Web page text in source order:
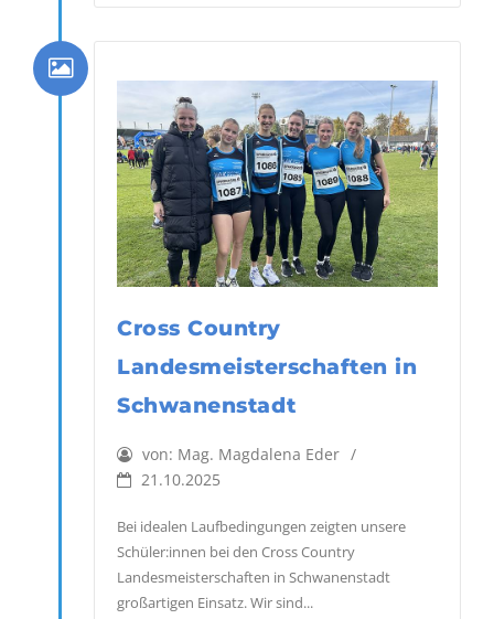
Cross Country
Landesmeisterschaften in
Schwanenstadt
von: Mag. Magdalena Eder
21.10.2025
Bei idealen Laufbedingungen zeigten unsere
Schüler:innen bei den Cross Country
Landesmeisterschaften in Schwanenstadt
großartigen Einsatz. Wir sind...